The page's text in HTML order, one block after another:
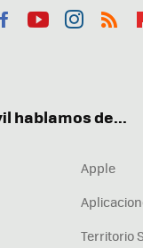
hablamos de...
Apple
Territorio